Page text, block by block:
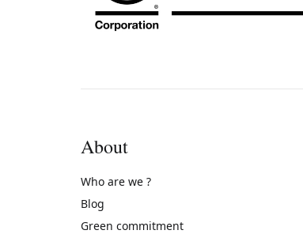
About
Who are we ?
Blog
Green commitment